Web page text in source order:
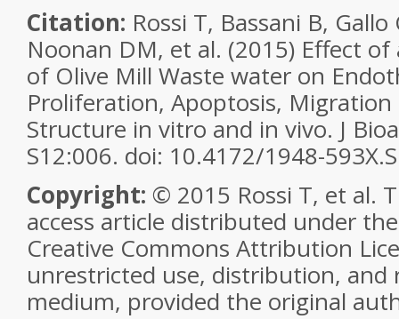
Citation: Rossi T, Bassani B,
Noonan DM, et al. (2015) Effect
of Olive Mill Waste water on
Proliferation, Apoptosis, Migration
Structure in vitro and in vivo. J
S12:006. doi: 10.4172/1948-
Copyright: © 2015 Rossi T, et al.
access article distributed under
Creative Commons Attribution
unrestricted use, distribution, and
medium, provided the original